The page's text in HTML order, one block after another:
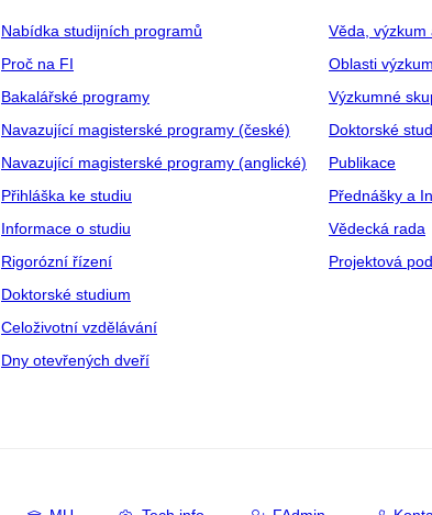
Nabídka studijních programů
Proč na FI
Bakalářské programy
Navazující magisterské programy (české)
Navazující magisterské programy (anglické)
Přihláška ke studiu
Informace o studiu
Rigorózní řízení
Doktorské studium
Celoživotní vzdělávání
Dny otevřených dveří
Věda, výzkum
Oblasti
Výzkumné
Doktorské
Publikace
Přednášky a
Vědecká rada
Projektová